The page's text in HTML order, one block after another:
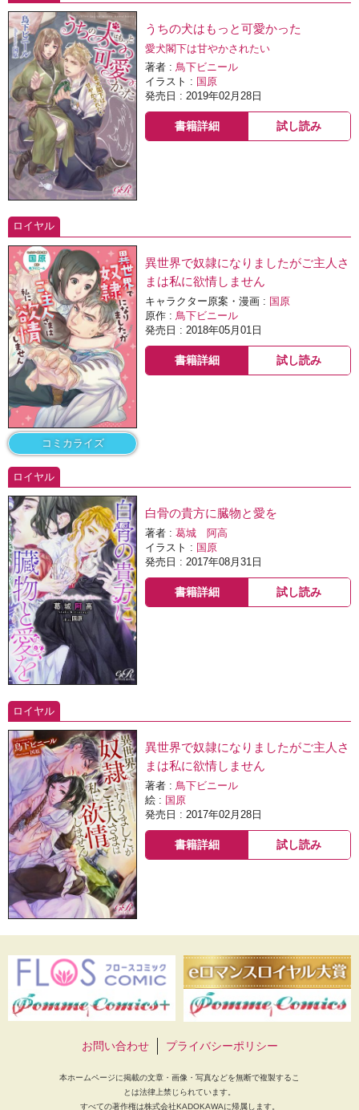
うちの犬はもっと可愛かった
愛犬閣下は甘やかされたい
著者 : 鳥下ビニール
イラスト : 国原
発売日 : 2019年02月28日
書籍詳細 試し読み
ロイヤル
コミカライズ
異世界で奴隷になりましたがご主人さ
まは私に欲情しません
キャラクター原案・漫画 : 国原
原作 :鳥下ビニール
発売日 : 2018年05月01日
書籍詳細 試し読み
ロイヤル
白骨の貴方に臓物と愛を
著者 :葛城 阿高
イラスト : 国原
発売日 : 2017年08月31日
書籍詳細 試し読み
ロイヤル
異世界で奴隷になりましたがご主人さ
まは私に欲情しません
著者 :鳥下ビニール
絵 : 国原
発売日 : 2017年02月28日
書籍詳細 試し読み
お問い合わせ プライバシーポリシー
本ホームページに掲載の文章・画像・写真などを無断で複製するこ
とは法律上禁じられています。
すべての著作権は株式会社KADOKAWAに帰属します。